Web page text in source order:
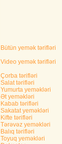
Bütün yemək tərifləri
Video yemək tərifləri
Çorba tərifləri
Salat tərifləri
Yumurta yeməkləri
Ət yeməkləri
Kabab tərifləri
Sakatat yeməkləri
Kifte tərifləri
Tərəvəz yeməkləri
Balıq tərifləri
Toyuq yeməkləri